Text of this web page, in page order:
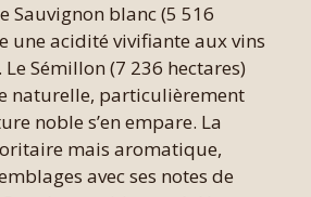
Sauvignon blanc (5 516
une acidité vivifiante aux vins
Sémillon (7 236 hectares)
naturelle, particulièrement
noble s’en empare. La
mais aromatique,
avec ses notes de